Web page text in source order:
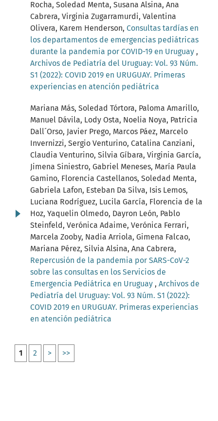
Rocha, Soledad Menta, Susana Alsina, Ana
Cabrera, Virginia Zugarramurdi, Valentina
Olivera, Karem Henderson, Consultas tardías en
los departamentos de emergencias pediátricas
durante la pandemia por COVID-19 en Uruguay ,
Archivos de Pediatría del Uruguay: Vol. 93 Núm.
S1 (2022): COVID 2019 en URUGUAY. Primeras
experiencias en atención pediátrica
Mariana Más, Soledad Tórtora, Paloma Amarillo,
Manuel Dávila, Lody Osta, Noelia Noya, Patricia
Dall´Orso, Javier Prego, Marcos Páez, Marcelo
Invernizzi, Sergio Venturino, Catalina Canziani,
Claudia Venturino, Silvia Gíbara, Virginia García,
Jimena Siniestro, Gabriel Meneses, María Paula
Gamino, Florencia Castellanos, Soledad Menta,
Gabriela Lafon, Esteban Da Silva, Isis Lemos,
Luciana Rodríguez, Lucila García, Florencia de la
Hoz, Yaquelin Olmedo, Dayron León, Pablo
Steinfeld, Verónica Adaime, Verónica Ferrari,
Marcela Zooby, Nadia Arriola, Gimena Falcao,
Mariana Pérez, Silvia Alsina, Ana Cabrera,
Repercusión de la pandemia por SARS-CoV-2
sobre las consultas en los Servicios de
Emergencia Pediátrica en Uruguay , Archivos de
Pediatría del Uruguay: Vol. 93 Núm. S1 (2022):
COVID 2019 en URUGUAY. Primeras experiencias
en atención pediátrica
1 2 > >>